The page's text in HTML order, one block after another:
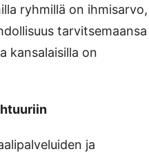
ryhmillä on ihmisarvo,
tarvitsemaansa
kansalaisilla on
ja